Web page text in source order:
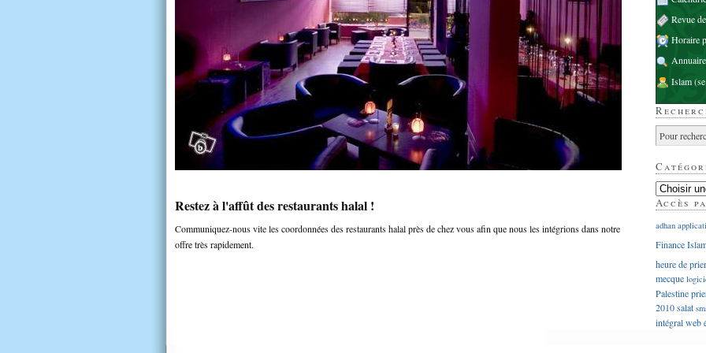
Restez à l'affût des restaurants halal !
Communiquez-nous vite les coordonnées des restaurants halal près de chez vous afin que nous les intégrions dans notre
offre très rapidement.
Revue
Horaire
Islam
Accès
adhan
Finance
heure de
mecque
Palestine
2010salat
intégralweb